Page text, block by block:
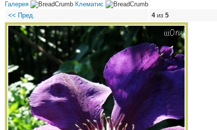
Галерея
Клематис
<< Пред.
4из 5